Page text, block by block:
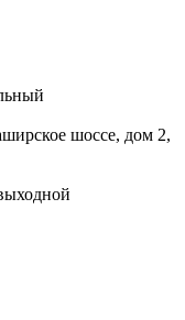
шоссе, дом 2,